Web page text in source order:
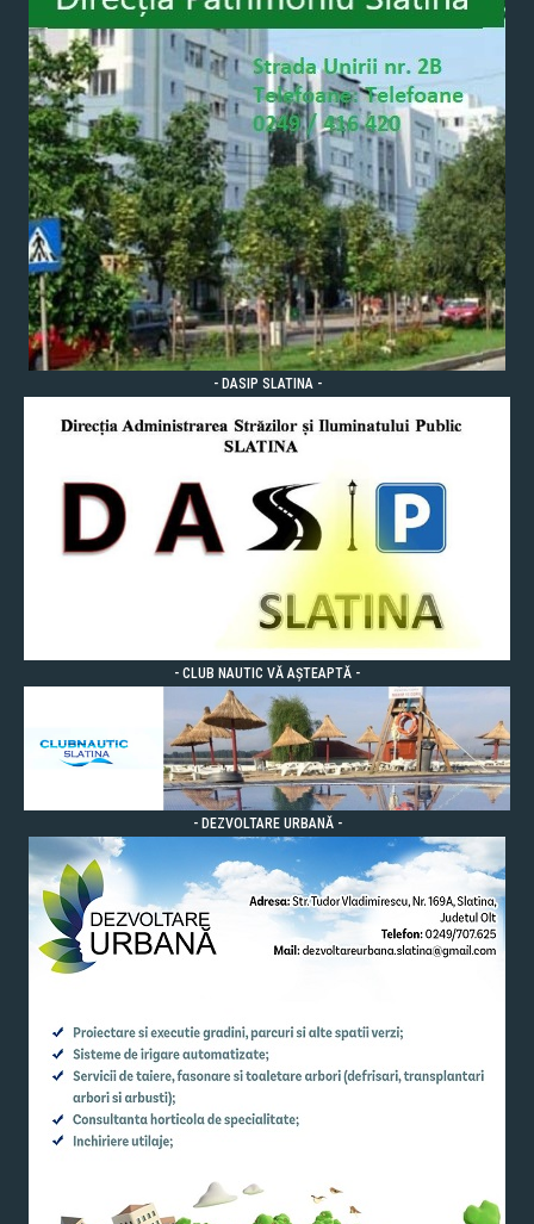
- DASIP SLATINA -
- CLUB NAUTIC VĂ AȘTEAPTĂ -
- DEZVOLTARE URBANĂ -